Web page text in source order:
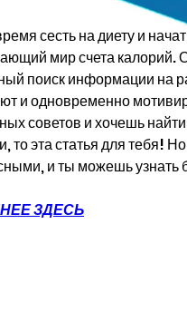
сесть на диету и
мир счета калорий.
поиск информации на
и одновременно
советов и хочешь
то эта статья для тебя!
и ты можешь узнать
ЗДЕСЬ